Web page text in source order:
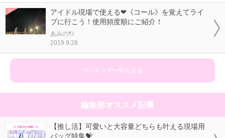
アイドル現場で使える❤《コール》を覚えてライ
ブに行こう！使用頻度順にご紹介！
あみのｻﾝ
2019.9.28
ランキング一覧を見る
編集部オススメ記事
【推し活】可愛いと大容量どちらも叶える現場用
バッグ特集💝